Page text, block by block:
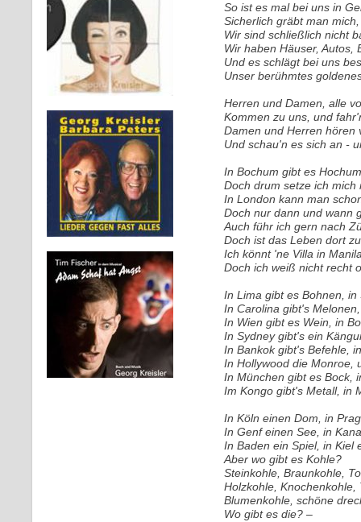
So ist es mal bei uns in
Sicherlich gräbt man
Wir sind schließlich nicht
Wir haben Häuser, Autos,
Und es schlägt bei uns
Unser berühmtes
Herren und Damen, alle
Kommen zu uns, und
Damen und Herren hören
Und schau'n es sich an -
In Bochum gibt es
Doch drum setze ich mich
In London kann man
Doch nur dann und wann
Auch führ ich gern nach
Doch ist das Leben dort
Ich könnt 'ne Villa in
Doch ich weiß nicht recht
In Lima gibt es Bohnen,
In Carolina gibt's
In Wien gibt es Wein, in
In Sydney gibt's ein
In Bankok gibt's Befehle,
In Hollywood die Monroe,
In München gibt es Bock,
Im Kongo gibt's Metall, in
In Köln einen Dom, in
In Genf einen See, in
In Baden ein Spiel, in Kiel
Aber wo gibt es Kohle?
Steinkohle, Braunkohle,
Holzkohle, Knochenkohle,
Blumenkohle, schöne
Wo gibt es die? –